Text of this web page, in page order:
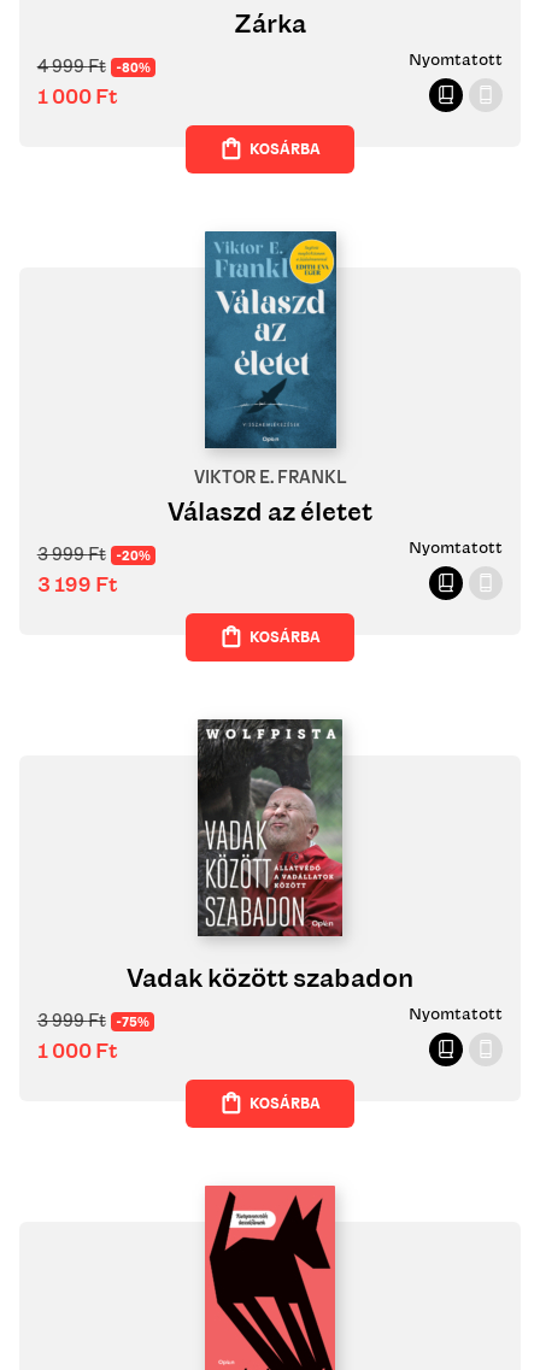
Zárka
4 999Ft -80%
1 000Ft
Nyomtatott
KOSÁRBA
VIKTOR E. FRANKL
Válaszd az életet
3 999Ft -20%
3 199 Ft
Nyomtatott
KOSÁRBA
Vadak között szabadon
3 999Ft -75%
1 000Ft
Nyomtatott
KOSÁRBA